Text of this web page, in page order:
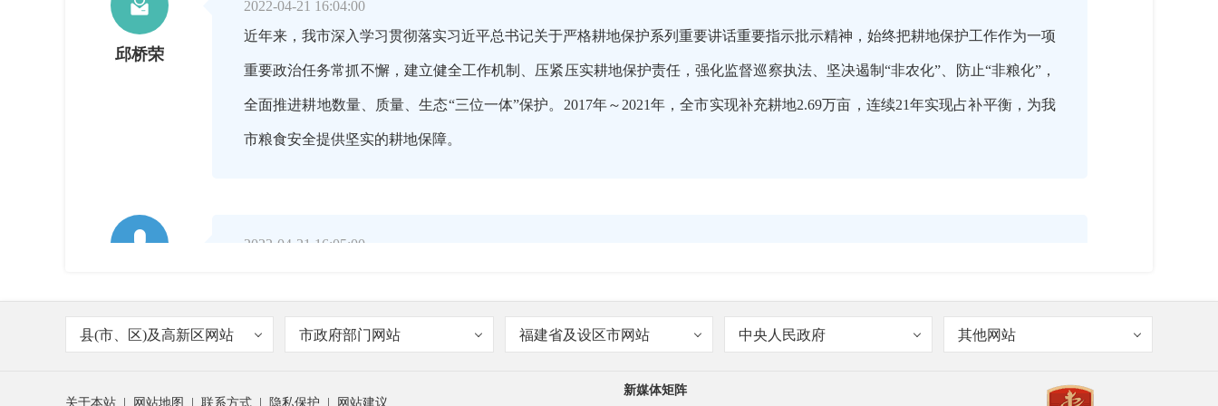
邱桥荣
2022-04-21 16:04:00
近年来，我市深入学习贯彻落实习近平总书记关于严格耕地保护系列重要讲话重要指示批示精神，始终把耕地保护工作作为一项
重要政治任务常抓不懈，建立健全工作机制、压紧压实耕地保护责任，强化监督巡察执法、坚决遏制“非农化”、防止“非粮化”，
全面推进耕地数量、质量、生态“三位一体”保护。2017年～2021年，全市实现补充耕地2.69万亩，连续21年实现占补平衡，为我
市粮食安全提供坚实的耕地保障。

2022-04-21 16:05:00
县(市、区)及高新区网站 市政府部门网站 福建省及设区市网站 中央人民政府 其他网站
关于本站 | 网站地图 | 联系方式 | 隐私保护 | 网站建议
新媒体矩阵